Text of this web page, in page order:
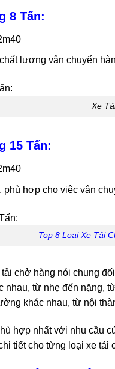
8 Tấn:
lượng vận chuyển
Xe
15 Tấn:
phù hợp cho việc vận
Top 8 Loại Xe Tải
chở hàng nói chung
nhau, từ nhẹ đến nặng,
khác nhau, từ nội
hợp nhất với nhu cầu
tiết cho từng loại xe tải